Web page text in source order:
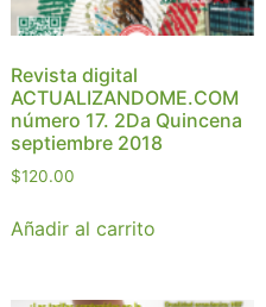
Revista digital
ACTUALIZANDOME.COM
número 17. 2Da Quincena
septiembre 2018
$120.00
Añadir al carrito